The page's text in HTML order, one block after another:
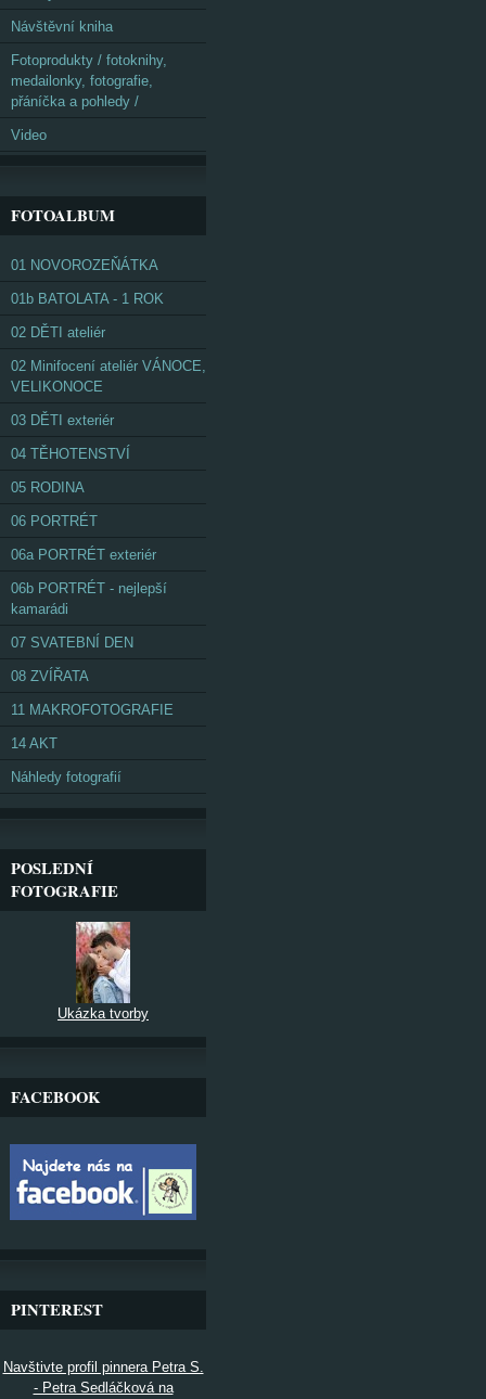
Návštěvní kniha
Fotoprodukty / fotoknihy,
medailonky, fotografie,
přáníčka a pohledy /
Video
FOTOALBUM
01 NOVOROZEŇÁTKA
01b BATOLATA - 1 ROK
02 DĚTI ateliér
02 Minifocení ateliér VÁNOCE,
VELIKONOCE
03 DĚTI exteriér
04 TĚHOTENSTVÍ
05 RODINA
06 PORTRÉT
06a PORTRÉT exteriér
06b PORTRÉT - nejlepší
kamarádi
07 SVATEBNÍ DEN
08 ZVÍŘATA
11 MAKROFOTOGRAFIE
14 AKT
Náhledy fotografií
POSLEDNÍ
FOTOGRAFIE
Ukázka tvorby
FACEBOOK
PINTEREST
Navštivte profil pinnera Petra S.
- Petra Sedláčková na